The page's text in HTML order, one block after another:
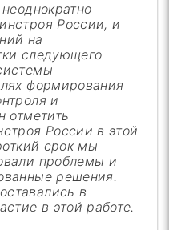
России, и
на
следующего
формирования
и
отметить
России в этой
срок мы
проблемы и
решения.
в
в этой работе.